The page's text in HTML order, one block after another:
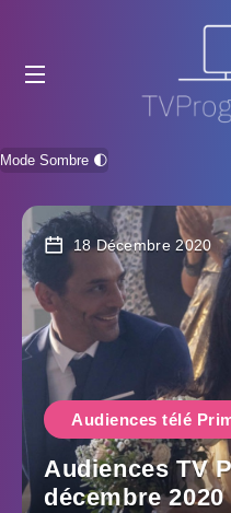
Mode Sombre 🌓
18 Décembre 2020
Audiences télé
Audiences TV
décembre 2020